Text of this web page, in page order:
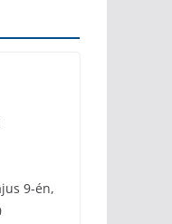
9-én,